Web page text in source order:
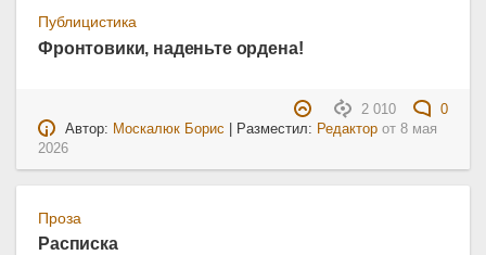
Публицистика
Фронтовики, наденьте ордена!
2 010
0
Автор: Москалюк Борис | Разместил: Редактор от8 мая
2026
Проза
Расписка